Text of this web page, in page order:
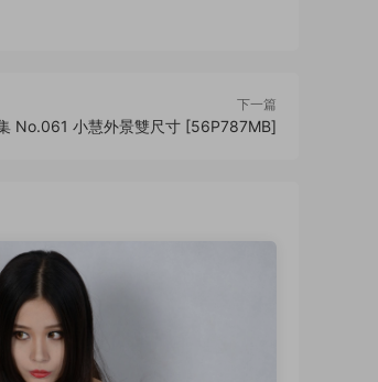
下一篇
No.061 小慧外景雙尺寸 [56P787MB]